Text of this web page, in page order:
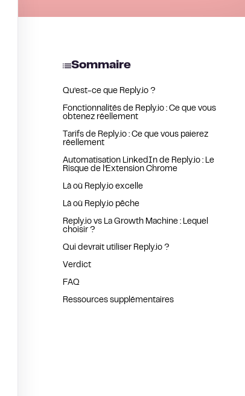
Sommaire
Qu’est-ce que Reply.io ?
Fonctionnalités de Reply.io : Ce que vous
obtenez réellement
Tarifs de Reply.io : Ce que vous paierez
réellement
Automatisation LinkedIn de Reply.io : Le
Risque de l’Extension Chrome
Là où Reply.io excelle
Là où Reply.io pêche
Reply.io vs La Growth Machine : Lequel
choisir ?
Qui devrait utiliser Reply.io ?
Verdict
FAQ
Ressources supplémentaires